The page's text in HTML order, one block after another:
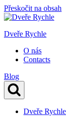
Přeskočit na obsah
Dveře Rychle
O nás
Contacts
Blog
Dveře